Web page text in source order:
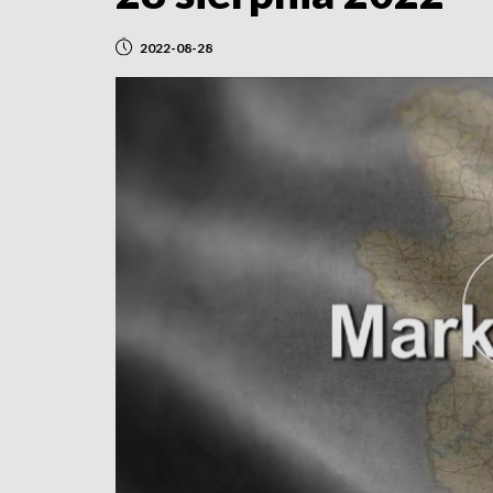
2022-08-28